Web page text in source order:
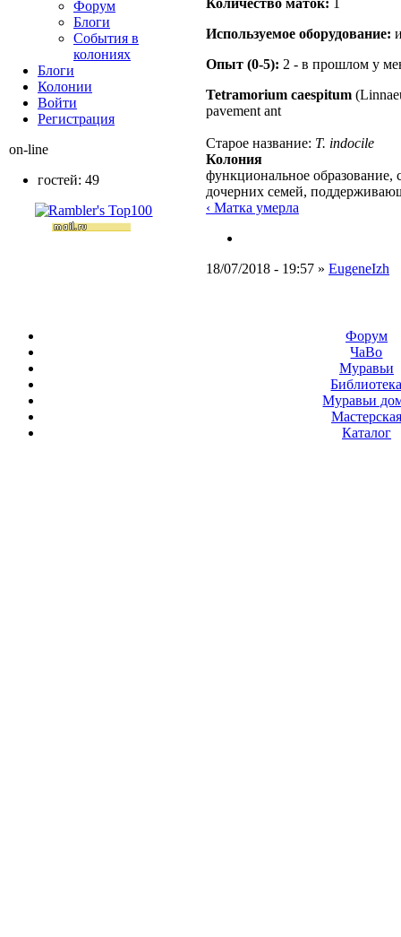
Количество маток: 1
Используемое оборудование:
Опыт (0-5): 2 - в прошлом у
Tetramorium caespitum
pavement ant
Старое название: T. indocile
Колония
функциональное образование,
дочерних семей,
‹ Матка умерла
18/07/2018 - 19:57 » EugeneIzh
Форум
Блоги
События в
колониях
Блоги
Колонии
Войти
Peгиcтpaция
on-line
гостей: 49
Форум
ЧаВо
Муравьи
Муравьи
Мастерская
Каталог